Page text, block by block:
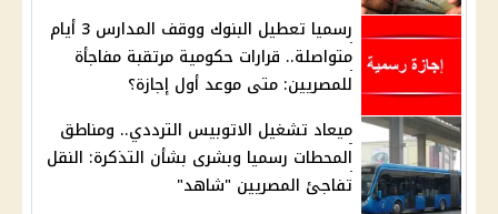
رسميا تعطيل البنوك ووقف المدارس 3 أيام
متواصلة.. قرارات حكومية مرتقبة مفاجأة
للمصريين: متى موعد أول إجازة؟
ميعاد تشغيل الاتوبيس الترددي.. ومناطق
المحطات رسميا وبشرى بشأن التذكرة: النقل
تفاجئ المصريين "شاهد"